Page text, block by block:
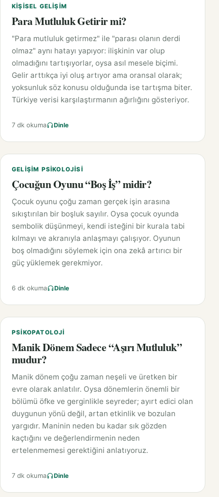
KIŞISEL GELIŞIM
Para Mutluluk Getirir mi?
"Para mutluluk getirmez" ile "parası olanın derdi
olmaz" aynı hatayı yapıyor: ilişkinin var olup
olmadığını tartışıyorlar, oysa asıl mesele biçimi.
Gelir arttıkça iyi oluş artıyor ama oransal olarak;
yoksunluk söz konusu olduğunda ise tartışma biter.
Türkiye verisi karşılaştırmanın ağırlığını gösteriyor.
7 dk okuma Dinle
GELIŞIM PSIKOLOJISI
Çocuğun Oyunu “Boş İş” midir?
Çocuk oyunu çoğu zaman gerçek işin arasına
sıkıştırılan bir boşluk sayılır. Oysa çocuk oyunda
sembolik düşünmeyi, kendi isteğini bir kurala tabi
kılmayı ve akranıyla anlaşmayı çalışıyor. Oyunun
boş olmadığını söylemek için ona zekâ artırıcı bir
güç yüklemek gerekmiyor.
6 dk okuma Dinle
PSIKOPATOLOJI
Manik Dönem Sadece “Aşırı Mutluluk”
mudur?
Manik dönem çoğu zaman neşeli ve üretken bir
evre olarak anlatılır. Oysa dönemlerin önemli bir
bölümü öfke ve gerginlikle seyreder; ayırt edici olan
duygunun yönü değil, artan etkinlik ve bozulan
yargıdır. Maninin neden bu kadar sık gözden
kaçtığını ve değerlendirmenin neden
ertelenmemesi gerektiğini anlatıyoruz.
7 dk okuma Dinle